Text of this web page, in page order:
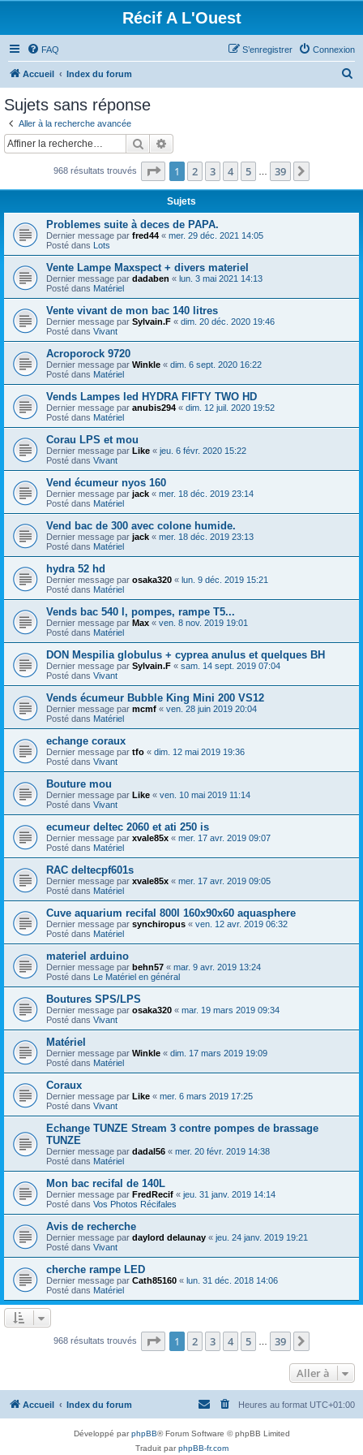
Récif A L'Ouest
FAQ Connexion
S’enregistrer
Accueil Index du forum
c
Sujets sans réponse
Aller à la recherche avancée
Rechercher
968 résultats trouvés Page 1sur39
1 2 3 4 5 39
Sujets
Problemes suite à deces de PAPA.
Dernier message par fred44 « mer. 29 déc. 2021 14:05
Posté dans Lots
Vente Lampe Maxspect + divers materiel
Dernier message par dadaben « lun. 3 mai 2021 14:13
Posté dans Matériel
Vente vivant de mon bac 140 litres
Dernier message par Sylvain.F « dim. 20 déc. 2020 19:46
Posté dans Vivant
Acroporock 9720
Dernier message par Winkle « dim. 6 sept. 2020 16:22
Posté dans Matériel
Vends Lampes led HYDRA FIFTY TWO HD
Dernier message par anubis294 « dim. 12 juil. 2020 19:52
Posté dans Matériel
Corau LPS et mou
Dernier message par Like « jeu. 6 févr. 2020 15:22
Posté dans Vivant
Vend écumeur nyos 160
Dernier message par jack « mer. 18 déc. 2019 23:14
Posté dans Matériel
Vend bac de 300 avec colone humide.
Dernier message par jack « mer. 18 déc. 2019 23:13
Posté dans Matériel
hydra 52 hd
Dernier message par osaka320 « lun. 9 déc. 2019 15:21
Posté dans Matériel
Vends bac 540 l, pompes, rampe T5...
Dernier message par Max « ven. 8 nov. 2019 19:01
Posté dans Matériel
DON Mespilia globulus + cyprea anulus et quelques BH
Dernier message par Sylvain.F « sam. 14 sept. 2019 07:04
Posté dans Vivant
Vends écumeur Bubble King Mini 200 VS12
Dernier message par mcmf « ven. 28 juin 2019 20:04
Posté dans Matériel
echange coraux
Dernier message par tfo « dim. 12 mai 2019 19:36
Posté dans Vivant
Bouture mou
Dernier message par Like « ven. 10 mai 2019 11:14
Posté dans Vivant
ecumeur deltec 2060 et ati 250 is
Dernier message par xvale85x « mer. 17 avr. 2019 09:07
Posté dans Matériel
RAC deltecpf601s
Dernier message par xvale85x « mer. 17 avr. 2019 09:05
Posté dans Matériel
Cuve aquarium recifal 800l 160x90x60 aquasphere
Dernier message par synchiropus « ven. 12 avr. 2019 06:32
Posté dans Matériel
materiel arduino
Dernier message par behn57 « mar. 9 avr. 2019 13:24
Posté dans Le Matériel en général
Boutures SPS/LPS
Dernier message par osaka320 « mar. 19 mars 2019 09:34
Posté dans Vivant
Matériel
Dernier message par Winkle « dim. 17 mars 2019 19:09
Posté dans Matériel
Coraux
Dernier message par Like « mer. 6 mars 2019 17:25
Posté dans Vivant
Echange TUNZE Stream 3 contre pompes de brassage
TUNZE
Dernier message par dadal56 « mer. 20 févr. 2019 14:38
Posté dans Matériel
Mon bac recifal de 140L
Dernier message par FredRecif « jeu. 31 janv. 2019 14:14
Posté dans Vos Photos Récifales
Avis de recherche
Dernier message par daylord delaunay « jeu. 24 janv. 2019 19:21
Posté dans Vivant
cherche rampe LED
Dernier message par Cath85160 « lun. 31 déc. 2018 14:06
Posté dans Matériel
968 résultats trouvés Page 1sur39
1 2 3 4 5 39
Aller à
Accueil Index du forum Heures au format UTC+01:00
Développé parphpBB® Forum Software © phpBB Limited
Traduit parphpBB-fr.com